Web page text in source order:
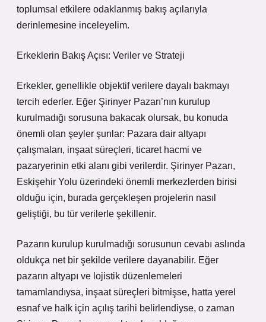
toplumsal etkilere odaklanmış bakış açılarıyla
derinlemesine inceleyelim.
Erkeklerin Bakış Açısı: Veriler ve Strateji
Erkekler, genellikle objektif verilere dayalı bakmayı
tercih ederler. Eğer Şirinyer Pazarı’nın kurulup
kurulmadığı sorusuna bakacak olursak, bu konuda
önemli olan şeyler şunlar: Pazara dair altyapı
çalışmaları, inşaat süreçleri, ticaret hacmi ve
pazaryerinin etki alanı gibi verilerdir. Şirinyer Pazarı,
Eskişehir Yolu üzerindeki önemli merkezlerden birisi
olduğu için, burada gerçekleşen projelerin nasıl
geliştiği, bu tür verilerle şekillenir.
Pazarın kurulup kurulmadığı sorusunun cevabı aslında
oldukça net bir şekilde verilere dayanabilir. Eğer
pazarın altyapı ve lojistik düzenlemeleri
tamamlandıysa, inşaat süreçleri bitmişse, hatta yerel
esnaf ve halk için açılış tarihi belirlendiyse, o zaman